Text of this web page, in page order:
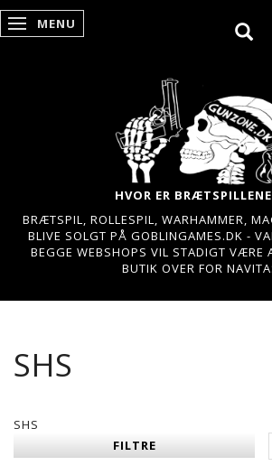
SKIFTE NAVIGATION
MENU
HVOR ER
BRÆTSPIL, ROLLESPIL, WARHAMMER,
BLIVE SOLGT PÅ GOBLINGAMES.DK -
BEGGE WEBSHOPS VIL STADIGT VÆRE
BUTIK OVER FOR
SHS
SHS
FILTRE